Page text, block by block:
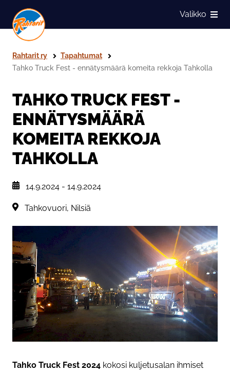
Siirry sivun sisältöön
Näytä
Valikko
Rahtarit ry
Tapahtumat
Tahko Truck Fest - ennätysmäärä komeita rekkoja Tahkolla
TAHKO TRUCK FEST -
ENNÄTYSMÄÄRÄ
KOMEITA REKKOJA
TAHKOLLA
, Tapahtuman päiväys:
14.9.2024 - 14.9.2024
Sijainti:Tahkovuori, Nilsiä
Tahko Truck Fest 2024 kokosi kuljetusalan ihmiset